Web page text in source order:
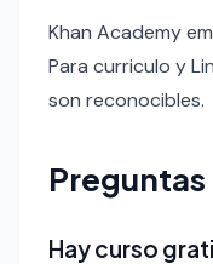
Khan Academy
Para curriculo y
son reconocibles.
Hay curso